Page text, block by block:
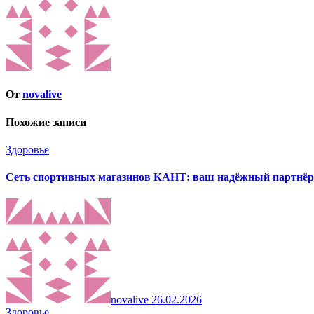
От novalive
Похожие записи
Здоровье
Сеть спортивных магазинов КАНТ: ваш надёжный партнёр
novalive 26.02.2026